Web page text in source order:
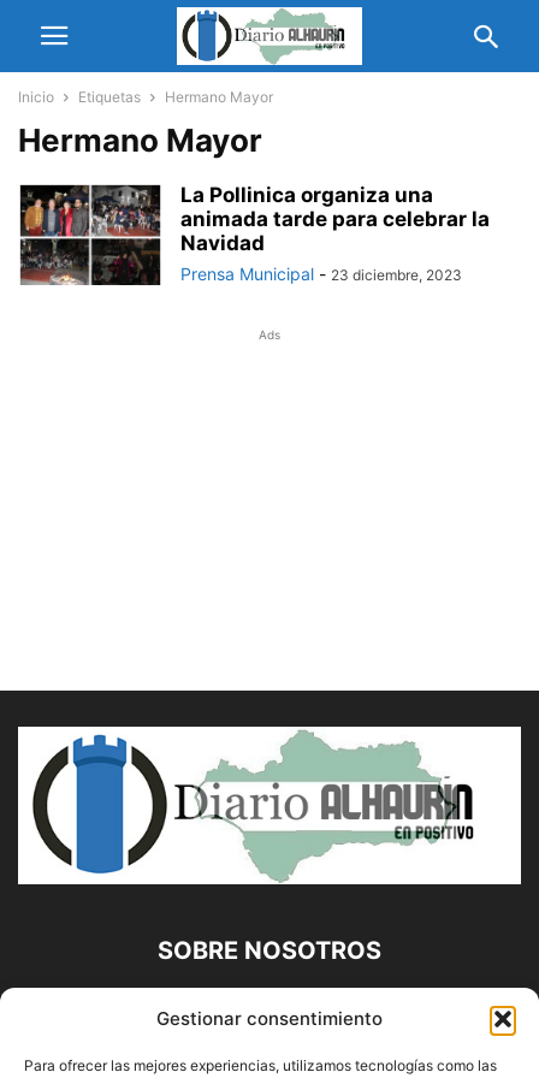
Gestionar consentimiento
Para ofrecer las mejores experiencias, utilizamos tecnologías como las
Inicio Etiquetas Hermano Mayor
Hermano Mayor
La Pollinica organiza una
animada tarde para celebrar la
Navidad
Prensa Municipal - 23 diciembre, 2023
Ads
SOBRE NOSOTROS
Diario Alhaurín (www.alhaurindelatorre.com) Propiedad de
Francisco E. López López | 639 95 71 95 | Noticias de
Alhaurín de la Torre, Málaga y Provincia|